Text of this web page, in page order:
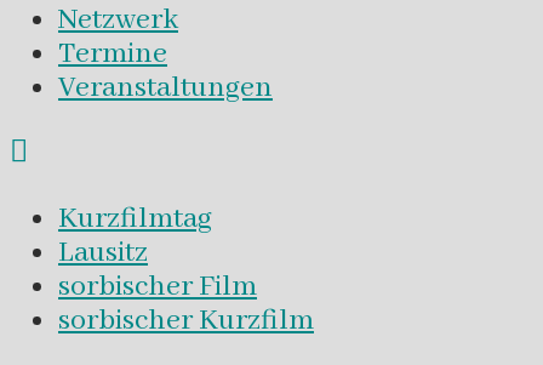
Netzwerk
Termine
Veranstaltungen
Kurzfilmtag
Lausitz
sorbischer Film
sorbischer Kurzfilm